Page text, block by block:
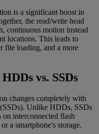
is a significant boost in
the read/write head
continuous motion instead
locations. This leads to
file loading, and a more
vs. SSDs
changes completely with
Unlike HDDs, SSDs
interconnected flash
a smartphone's storage.